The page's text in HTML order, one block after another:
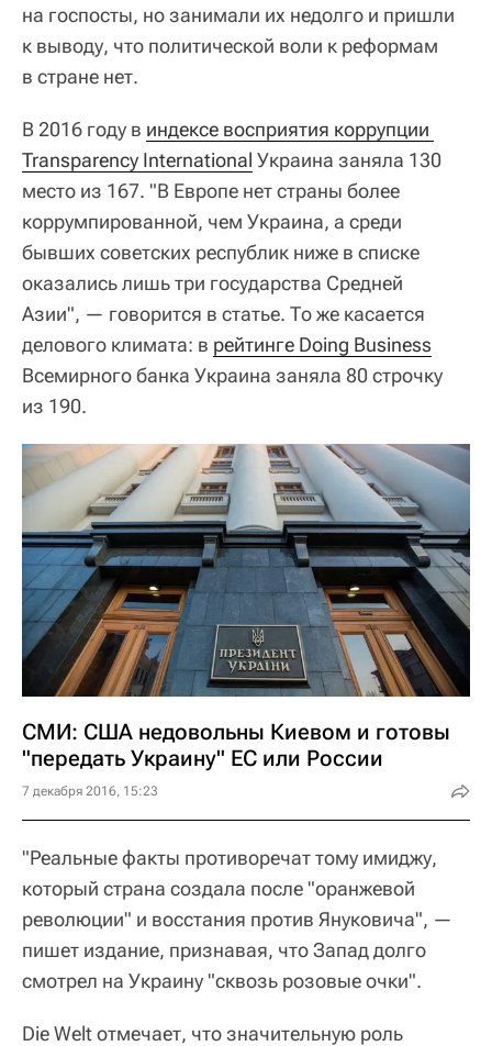
на госпосты, но занимали их недолго и пришли
к выводу, что политической воли к реформам
в стране нет.
В 2016 году в индексе восприятия коррупции
Transparency International Украина заняла 130
место из 167. "В Европе нет страны более
коррумпированной, чем Украина, а среди
бывших советских республик ниже в списке
оказались лишь три государства Средней
Азии", — говорится в статье. То же касается
делового климата: в рейтинге Doing Business
Всемирного банка Украина заняла 80 строчку
из 190.
СМИ: США недовольны Киевом и готовы
"передать Украину" ЕС или России
7 декабря 2016, 15:23
"Реальные факты противоречат тому имиджу,
который страна создала после "оранжевой
революции" и восстания против Януковича", —
пишет издание, признавая, что Запад долго
смотрел на Украину "сквозь розовые очки".
Die Welt отмечает, что значительную роль